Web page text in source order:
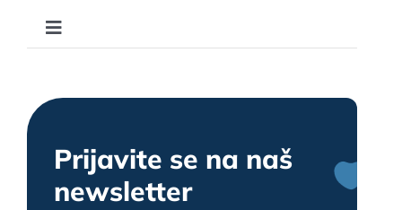
Toggle
Upute i savjeti u stomatologiji
Zanimljivosti u stomatologiji
Prijavite se na naš
newsletter